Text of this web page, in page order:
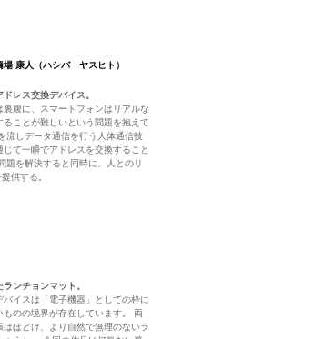
場 康人（ハシバ ヤスヒト）
レス交換デバイス。
腹に、スマートフォンはリアルな
ことが難しいという問題を抱えて
流しデータ通信を行う人体通信技
て一瞬でアドレスを交換すること
題を解決すると同時に、人とのリ
供する。
ンチョンマット。
イスは「電子機器」としての枠に
のの境界が存在しています。 両
ほどけ、より自然で無理のないラ